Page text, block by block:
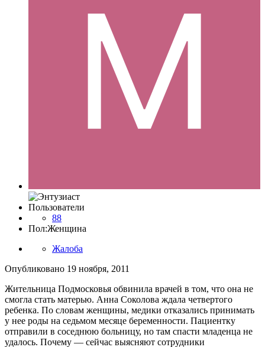
Пользователи
88
Пол:Женщина
Жалоба
Опубликовано 19 ноября, 2011
Жительница Подмосковья обвинила врачей в том, что она не
смогла стать матерью. Анна Соколова ждала четвертого
ребенка. По словам женщины, медики отказались принимать
у нее роды на седьмом месяце беременности. Пациентку
отправили в соседнюю больницу, но там спасти младенца не
удалось. Почему — сейчас выясняют сотрудники